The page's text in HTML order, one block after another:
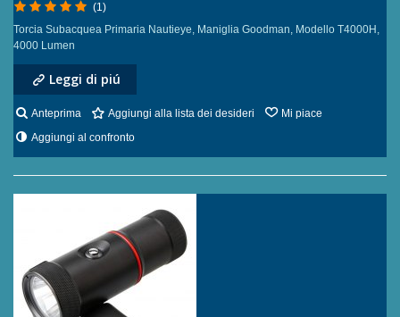
(1)
Torcia Subacquea Primaria Nautieye, Maniglia Goodman, Modello T4000H,
4000 Lumen
Leggi di piú
Anteprima Aggiungi alla lista dei desideri
Mi piace
Aggiungi al confronto